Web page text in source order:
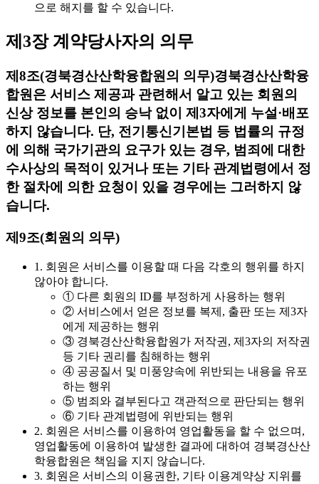
으로 해지를 할 수 있습니다.
제3장 계약당사자의 의무
제8조(경북경산산학융합원의 의무)경북경산산학융
합원은 서비스 제공과 관련해서 알고 있는 회원의
신상 정보를 본인의 승낙 없이 제3자에게 누설·배포
하지 않습니다. 단, 전기통신기본법 등 법률의 규정
에 의해 국가기관의 요구가 있는 경우, 범죄에 대한
수사상의 목적이 있거나 또는 기타 관계법령에서 정
한 절차에 의한 요청이 있을 경우에는 그러하지 않
습니다.
제9조(회원의 의무)
1. 회원은 서비스를 이용할 때 다음 각호의 행위를 하지
않아야 합니다.
① 다른 회원의 ID를 부정하게 사용하는 행위
② 서비스에서 얻은 정보를 복제, 출판 또는 제3자
에게 제공하는 행위
③ 경북경산산학융합원가 저작권, 제3자의 저작권
등 기타 권리를 침해하는 행위
④ 공공질서 및 미풍양속에 위반되는 내용을 유포
하는 행위
⑤ 범죄와 결부된다고 객관적으로 판단되는 행위
⑥ 기타 관계법령에 위반되는 행위
2. 회원은 서비스를 이용하여 영업활동을 할 수 없으며,
영업활동에 이용하여 발생한 결과에 대하여 경북경산산
학융합원은 책임을 지지 않습니다.
3. 회원은 서비스의 이용권한, 기타 이용계약상 지위를